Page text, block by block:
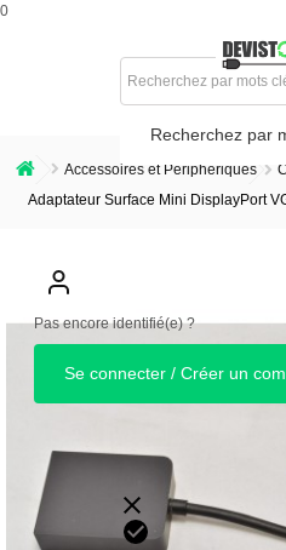
0
Recherchez par
Pas encore identifié(e) ?
Se connecter / Créer un
Accessoires et Périphériques
Adaptateur Surface Mini DisplayPort